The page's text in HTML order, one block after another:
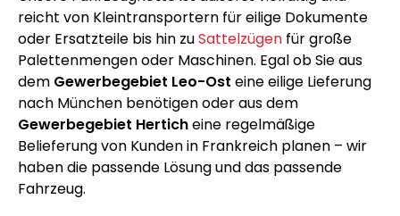
reicht von Kleintransportern für eilige Dokumente
oder Ersatzteile bis hin zuSattelzügen für große
Palettenmengen oder Maschinen. Egal ob Sie aus
dem Gewerbegebiet Leo-Ost eine eilige Lieferung
nach München benötigen oder aus dem
Gewerbegebiet Herticheine regelmäßige
Belieferung von Kunden in Frankreich planen – wir
haben die passende Lösung und das passende
Fahrzeug.